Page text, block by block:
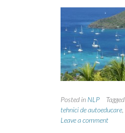
Posted in NLP Tagged
tehnici de autoeducare
Leave a comment